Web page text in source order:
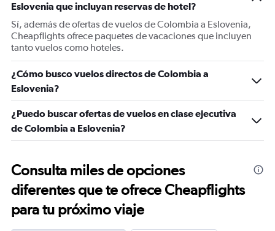
Eslovenia que incluyan reservas de hotel?
Sí, además de ofertas de vuelos de Colombia a Eslovenia,
Cheapflights ofrece paquetes de vacaciones que incluyen
tanto vuelos como hoteles.
¿Cómo busco vuelos directos de Colombia a
Eslovenia?
¿Puedo buscar ofertas de vuelos en clase ejecutiva
de Colombia a Eslovenia?
Consulta miles de opciones
diferentes que te ofrece Cheapflights
para tu próximo viaje